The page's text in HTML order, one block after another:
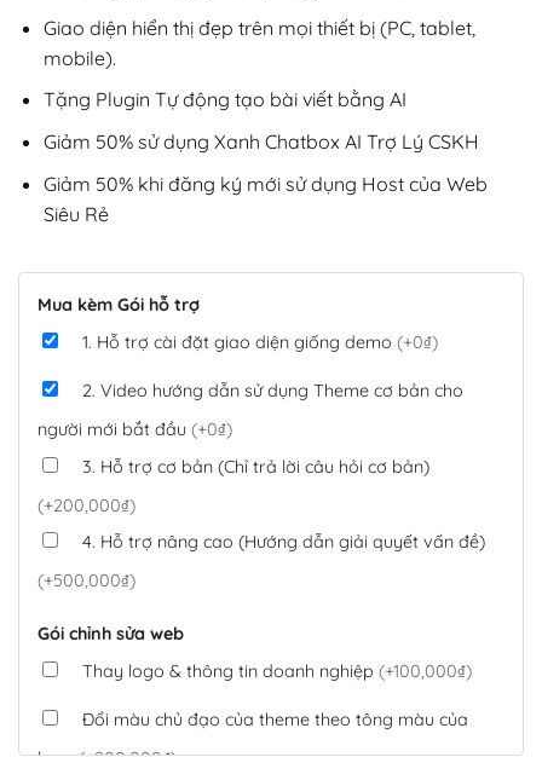
Giao diện hiển thị đẹp trên mọi thiết bị (PC, tablet,
mobile).
Tặng Plugin Tự động tạo bài viết bằng AI
Giảm 50% sử dụng Xanh Chatbox AI Trợ Lý CSKH
Giảm 50% khi đăng ký mới sử dụng Host của Web
Siêu Rẻ
Mua kèm Gói hỗ trợ
1. Hỗ trợ cài đặt giao diện giống demo (+0₫)
2. Video hướng dẫn sử dụng Theme cơ bản cho
người mới bắt đầu (+0₫)
3. Hỗ trợ cơ bản (Chỉ trả lời câu hỏi cơ bản)
(+200,000₫)
4. Hỗ trợ nâng cao (Hướng dẫn giải quyết vấn đề)
(+500,000₫)
Gói chỉnh sửa web
Thay logo & thông tin doanh nghiệp (+100,000₫)
Đổi màu chủ đạo của theme theo tông màu của